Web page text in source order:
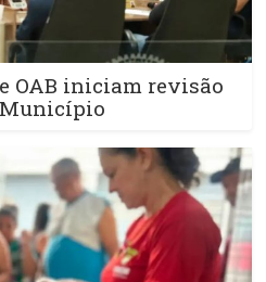
OAB iniciam revisão
Município